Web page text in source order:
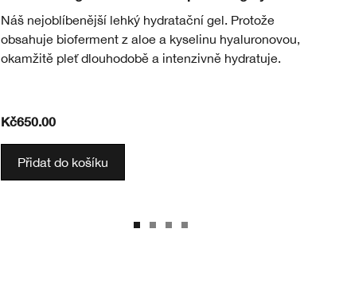
Náš nejoblíbenější lehký hydratační gel. Protože
obsahuje bioferment z aloe a kyselinu hyaluronovou,
okamžitě pleť dlouhodobě a intenzivně hydratuje.
Kč650.00
Přidat do košíku